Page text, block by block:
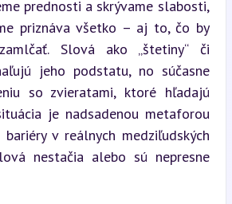
prednosti a skrývame slabosti,
priznáva všetko – aj to, čo by
Slová ako „štetiny“ či
jeho podstatu, no súčasne
so zvieratami, ktoré hľadajú
je nadsadenou metaforou
bariéry v reálnych medziľudských
nestačia alebo sú nepresne